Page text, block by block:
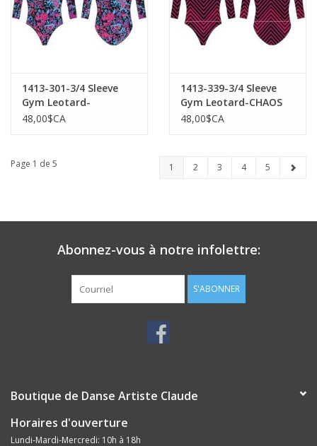
1413-301-3/4 Sleeve
Gym Leotard-
WATERLOO
48,00$CA
1413-339-3/4 Sleeve
Gym Leotard-CHAOS
48,00$CA
Page 1 de 5 1 2 3 4 5
Abonnez-vous à notre infolettre:
S'ABONNER
Boutique de Danse Artiste Claude
Horaires d'ouverture
Lundi-Mardi-Mercredi: 10h à 18h